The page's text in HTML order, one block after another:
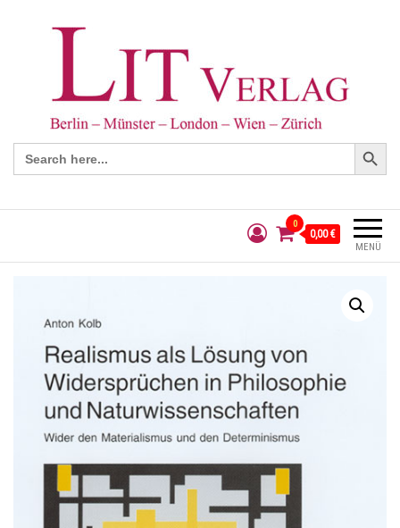
Search
for:
Search Button
MENÜ
0
0,00 €